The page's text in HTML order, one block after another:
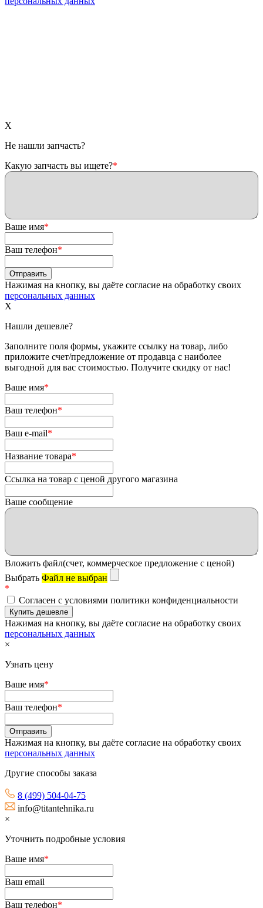
X
Не нашли запчасть?
Какую запчасть вы ищете?*
Ваше имя*
Ваш телефон*
Нажимая на кнопку, вы даёте согласие на обработку своих
персональных данных
X
Нашли дешевле?
Заполните поля формы, укажите ссылку на товар, либо
приложите счет/предложение от продавца с наиболее
выгодной для вас стоимостью. Получите скидку от нас!
Ваше имя*
Ваш телефон*
Ваш e-mail*
Название товара*
Ссылка на товар с ценой другого магазина
Ваше сообщение
Вложить файл(счет, коммерческое предложение с ценой)
Выбрать Файл не выбран
*
Согласен с условиями политики конфиденциальности
Нажимая на кнопку, вы даёте согласие на обработку своих
персональных данных
×
Узнать цену
Ваше имя*
Ваш телефон*
Нажимая на кнопку, вы даёте согласие на обработку своих
персональных данных
Другие способы заказа
8 (499) 504-04-75
info@titantehnika.ru
×
Уточнить подробные условия
Ваше имя*
Ваш email
Ваш телефон*